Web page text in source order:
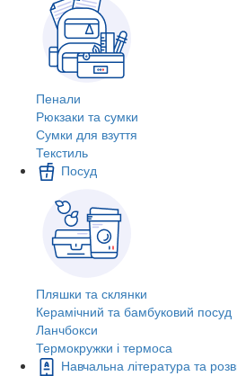
Пенали
Рюкзаки та сумки
Сумки для взуття
Текстиль
Посуд
Пляшки та склянки
Керамічний та бамбуковий посуд
Ланчбокси
Термокружки і термоса
Навчальна література та